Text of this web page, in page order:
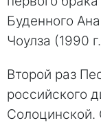
Буденного
Чоулза (1990
Второй раз
российского
Солоцинской.